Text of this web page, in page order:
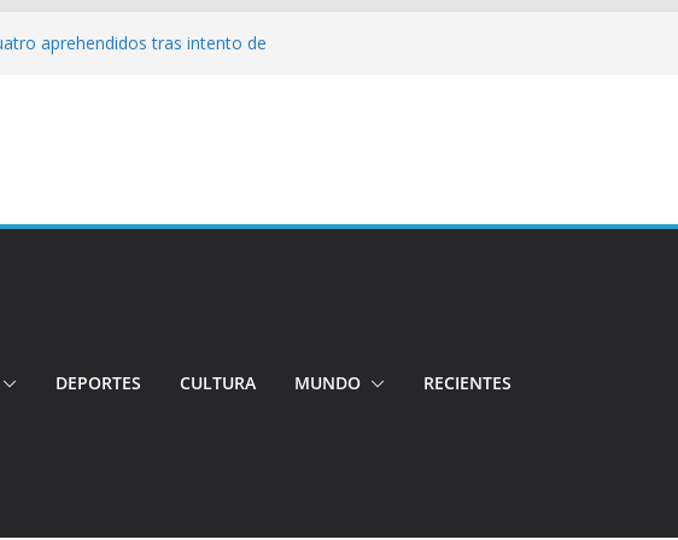
aprehendidos tras intento de
Quito reúne a líderes y
sin vida a dos jóvenes quiteños
DEPORTES CULTURA MUNDO RECIENTES